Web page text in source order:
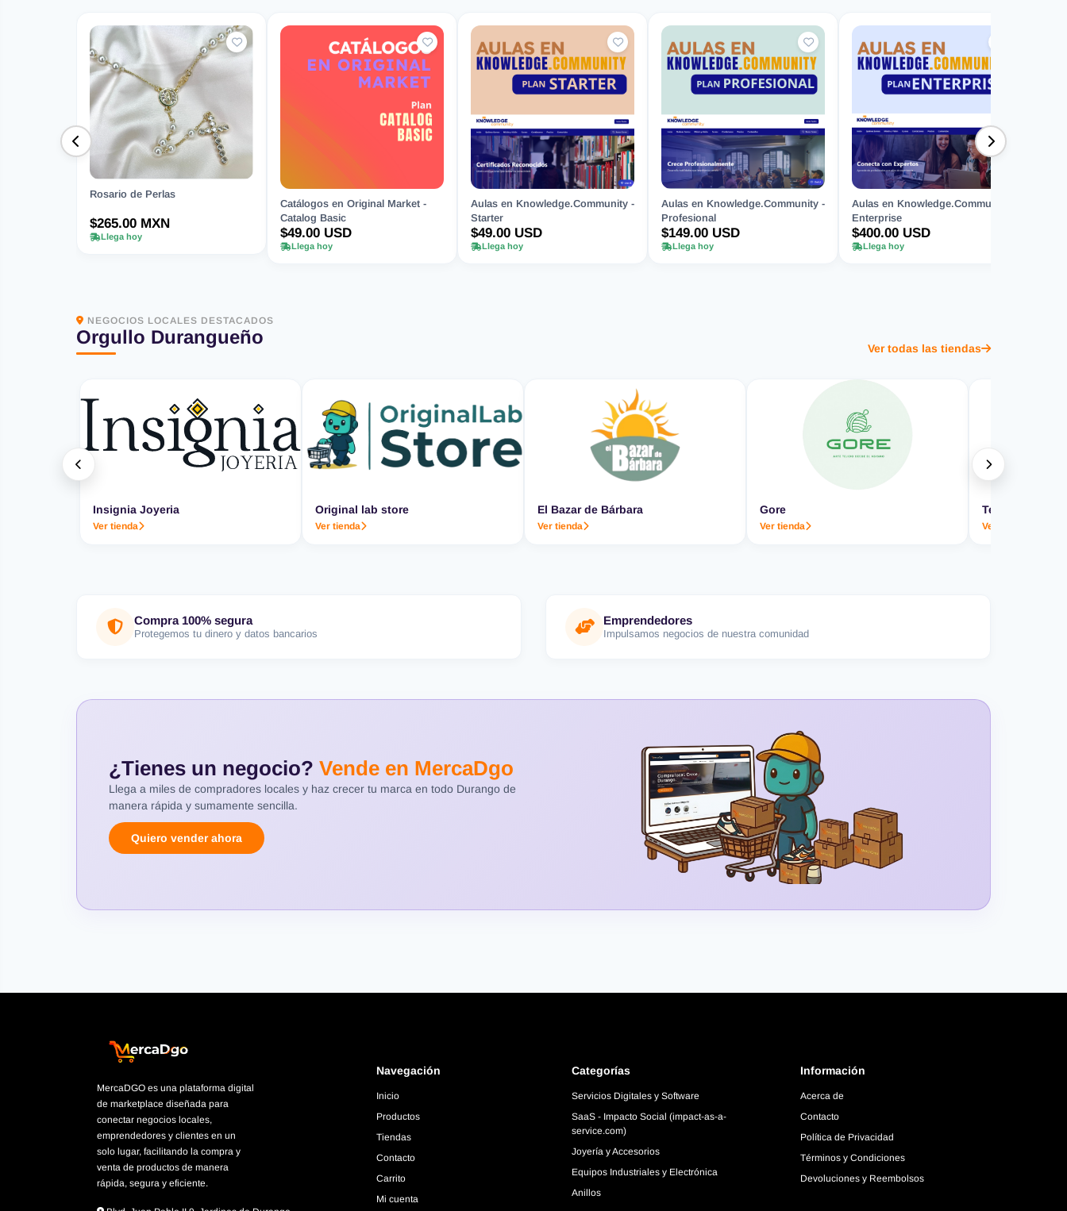
Rosario de Perlas
$265.00 MXN
Llega hoy
Catálogos en Original Market -
Catalog Basic
$49.00 USD
Llega hoy
Aulas en Knowledge.Community -
Starter
$49.00 USD
Llega hoy
Aulas en Knowledge.Community -
Profesional
$149.00 USD
Llega hoy
Aulas en Knowledge.Community -
Enterprise
$400.00 USD
Llega hoy
NEGOCIOS LOCALES DESTACADOS
Orgullo Durangueño
Ver todas las tiendas
Insignia Joyeria
Ver tienda
Original lab store
Ver tienda
El Bazar de Bárbara
Ver tienda
Gore
Ver tienda
Termo & Co.
Ver tienda
Compra 100% segura
Protegemos tu dinero y datos bancarios
Emprendedores
Impulsamos negocios de nuestra comunidad
¿Tienes un negocio? Vende en MercaDgo
Llega a miles de compradores locales y haz crecer tu marca en todo Durango de
manera rápida y sumamente sencilla.
Quiero vender ahora
MercaDGO es una plataforma digital
de marketplace diseñada para
conectar negocios locales,
emprendedores y clientes en un
solo lugar, facilitando la compra y
venta de productos de manera
rápida, segura y eficiente.
Navegación
Inicio
Productos
Tiendas
Contacto
Carrito
Mi cuenta
Categorías
Servicios Digitales y Software
SaaS - Impacto Social (impact-as-a-
service.com)
Joyería y Accesorios
Equipos Industriales y Electrónica
Anillos
Información
Acerca de
Contacto
Política de Privacidad
Términos y Condiciones
Devoluciones y Reembolsos